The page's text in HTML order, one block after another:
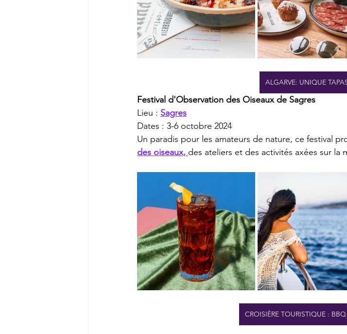
ALGARVE: UNIQUE
Festival d'Observation des Oiseaux de Sagres
Lieu : Sagres
Dates : 3-6 octobre 2024
Un paradis pour les amateurs de nature, ce festival
des oiseaux, des ateliers et des activités axées sur la
CROISIÈRE TOURISTIQUE :